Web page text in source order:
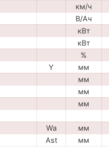
км/ч
В/Ач
кВт
кВт
%
Y мм
мм
мм
мм
Wa мм
Ast мм